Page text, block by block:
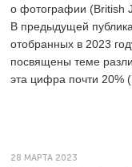
о фотографии (British
В предыдущей
отобранных в 2023
посвящены теме
эта цифра почти 20%
28 МАРТА 2023